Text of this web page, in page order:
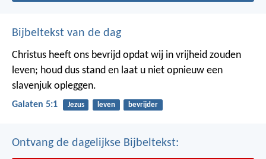
Bijbeltekst van de dag
Christus heeft ons bevrijd opdat wij in vrijheid zouden
leven; houd dus stand en laat u niet opnieuw een
slavenjuk opleggen.
Galaten 5:1 Jezus leven bevrijder
Ontvang de dagelijkse Bijbeltekst: